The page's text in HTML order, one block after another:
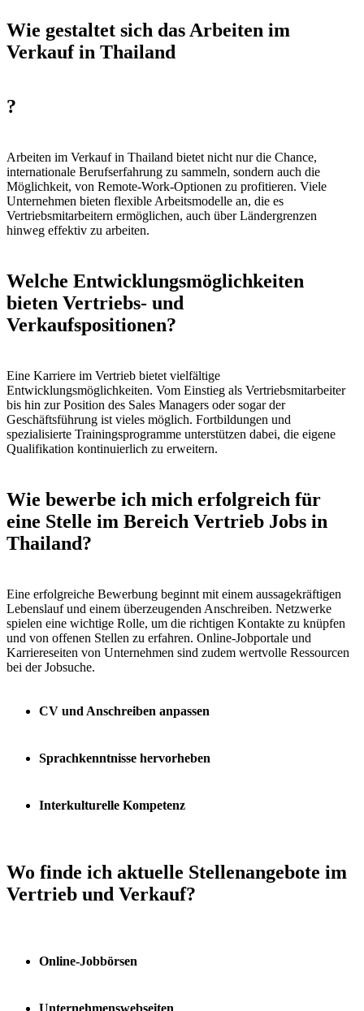
Wie gestaltet sich das Arbeiten im
Verkauf in Thailand
?
Arbeiten im Verkauf in Thailand bietet nicht nur die Chance,
internationale Berufserfahrung zu sammeln, sondern auch die
Möglichkeit, von Remote-Work-Optionen zu profitieren. Viele
Unternehmen bieten flexible Arbeitsmodelle an, die es
Vertriebsmitarbeitern ermöglichen, auch über Ländergrenzen
hinweg effektiv zu arbeiten.
Welche Entwicklungsmöglichkeiten
bieten Vertriebs- und
Verkaufspositionen?
Eine Karriere im Vertrieb bietet vielfältige
Entwicklungsmöglichkeiten. Vom Einstieg als Vertriebsmitarbeiter
bis hin zur Position des Sales Managers oder sogar der
Geschäftsführung ist vieles möglich. Fortbildungen und
spezialisierte Trainingsprogramme unterstützen dabei, die eigene
Qualifikation kontinuierlich zu erweitern.
Wie bewerbe ich mich erfolgreich für
eine Stelle im Bereich Vertrieb Jobs in
Thailand?
Eine erfolgreiche Bewerbung beginnt mit einem aussagekräftigen
Lebenslauf und einem überzeugenden Anschreiben. Netzwerke
spielen eine wichtige Rolle, um die richtigen Kontakte zu knüpfen
und von offenen Stellen zu erfahren. Online-Jobportale und
Karriereseiten von Unternehmen sind zudem wertvolle Ressourcen
bei der Jobsuche.
CV und Anschreiben anpassen
Sprachkenntnisse hervorheben
Interkulturelle Kompetenz
Wo finde ich aktuelle Stellenangebote im
Vertrieb und Verkauf?
Online-Jobbörsen
Unternehmenswebseiten